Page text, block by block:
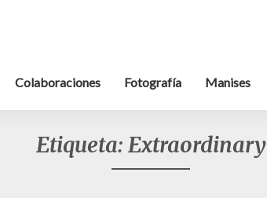
Colaboraciones Fotografía Manises
Etiqueta: Extraordinary